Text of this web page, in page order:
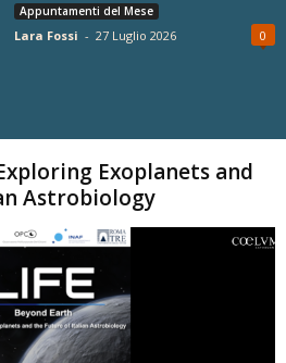
Appuntamenti del Mese
Lara Fossi - 27 Luglio 2026 0
Exoplanets and
Astrobiology